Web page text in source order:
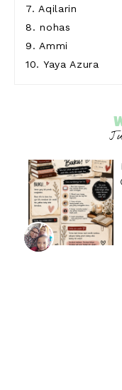
7. Aqilarin
8.nohas
9. Ammi
10. Yaya Azura